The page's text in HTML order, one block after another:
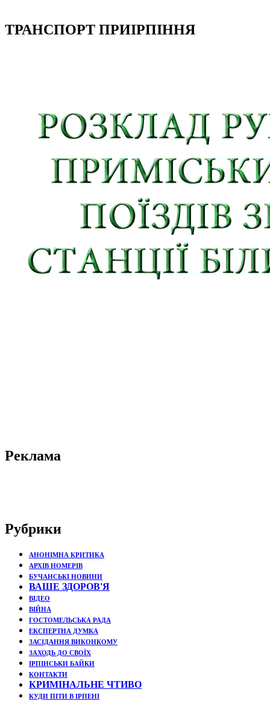
ТРАНСПОРТ ПРИІРПІННЯ
Реклама
Рубрики
АНОНІМНА КРИТИКА
АРХІВ НОМЕРІВ
БУЧАНСЬКІ НОВИНИ
ВАШЕ ЗДОРОВ'Я
ВІДЕО
ВІЙНА
ГОСТОМЕЛЬСЬКА РАДА
ЕКСПЕРТНА ДУМКА
ЗАСІДАННЯ ВИКОНКОМУ
ЗАХОДЬ ДО СВОЇХ
ІРПІНСЬКИ БАЙКИ
КОНТАКТИ
КРИМІНАЛЬНЕ ЧТИВО
КУДИ ПІТИ В ІРПЕНІ